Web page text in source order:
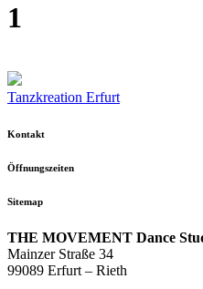
1
Tanzkreation Erfurt
Kontakt
Öffnungszeiten
Sitemap
THE MOVEMENT Dance
Mainzer Straße 34
99089 Erfurt – Rieth